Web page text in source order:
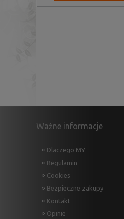
Ważne informacje
Dlaczego MY
Regulamin
Cookies
Bezpieczne zakupy
Kontakt
Opinie